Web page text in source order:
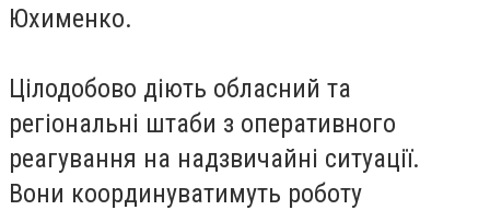
Юхименко.
Цілодобово діють обласний та
регіональні штаби з оперативного
реагування на надзвичайні ситуації.
Вони координуватимуть роботу